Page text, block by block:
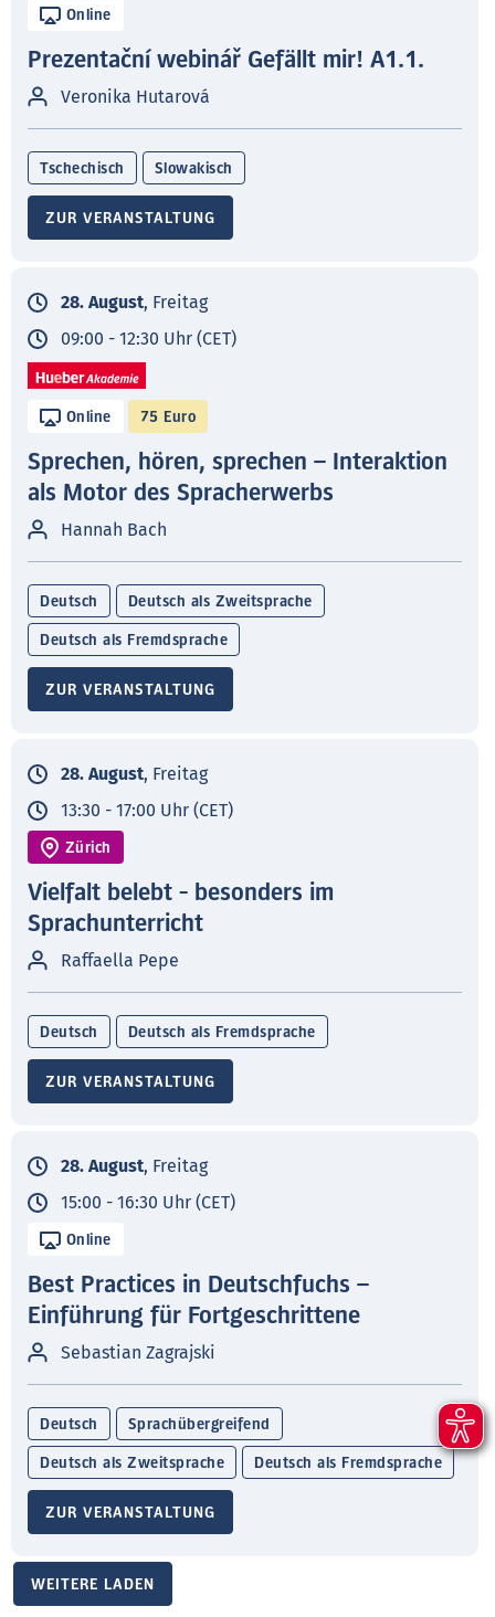
Online
Prezentační webinář Gefällt mir! A1.1.
Veronika Hutarová
Tschechisch Slowakisch
ZUR VERANSTALTUNG
28. August, Freitag
09:00 - 12:30 Uhr (CET)
Online 75 Euro
Sprechen, hören, sprechen – Interaktion
als Motor des Spracherwerbs
Hannah Bach
Deutsch Deutsch als Zweitsprache
Deutsch als Fremdsprache
ZUR VERANSTALTUNG
28. August, Freitag
13:30 - 17:00 Uhr (CET)
Zürich
Vielfalt belebt - besonders im
Sprachunterricht
Raffaella Pepe
Deutsch Deutsch als Fremdsprache
ZUR VERANSTALTUNG
28. August, Freitag
15:00 - 16:30 Uhr (CET)
Online
Best Practices in Deutschfuchs –
Einführung für Fortgeschrittene
Sebastian Zagrajski
Deutsch Sprachübergreifend
Deutsch als Zweitsprache Deutsch als Fremdsprache
ZUR VERANSTALTUNG
WEITERE LADEN